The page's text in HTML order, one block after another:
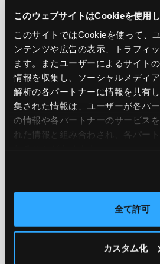
このウェブサイトはCookieを使用
このサイトではCookieを使って、
ンテンツや広告の表示、トラフィ
ます。またユーザーによるサイト
情報を収集し、ソーシャルメディ
解析の各パートナーに情報を共有
集された情報は、ユーザーが各パ
の情報や各パートナーのサービス
れた情報と組み合わされ、各パー
全て許可
カスタム化
BACK TO
CATEGORY
AWS GCP Azure
#AWS re:Invent 2019
#○○してみた
#自動化 #エンジニ
#ダミー